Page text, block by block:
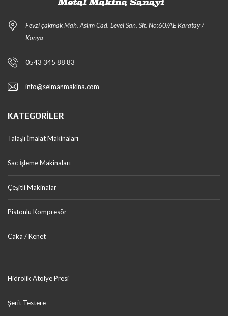
Fevzi çakmak Mah. Aslım Cad. Level San. Sit. No:60/AE Karatay /
Konya
0543 345 88 83
info@selmanmakina.com
KATEGORILER
Talaşlı İmalat Makinaları
Sac İşleme Makinaları
Çeşitli Makinalar
Pistonlu Kompresör
Caka / Kenet
Hidrolik Atölye Presi
Şerit Testere